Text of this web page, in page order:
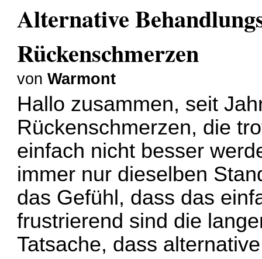
Alternative
Rückenschmerzen
vonWarmont
Hallo zusammen, seit
Rückenschmerzen, die
einfach nicht besser
immer nur dieselben
das Gefühl, dass das
frustrierend sind die
Tatsache, dass